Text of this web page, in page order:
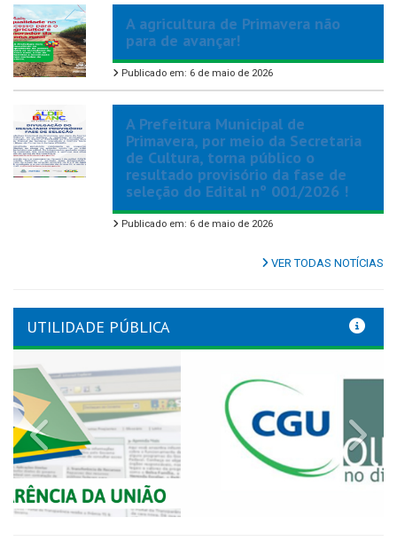
A agricultura de Primavera não
para de avançar!
Publicado em: 6 de maio de 2026
A Prefeitura Municipal de
Primavera, por meio da Secretaria
de Cultura, torna público o
resultado provisório da fase de
seleção do Edital nº 001/2026 !
Publicado em: 6 de maio de 2026
VER TODAS NOTÍCIAS
UTILIDADE PÚBLICA
Previous